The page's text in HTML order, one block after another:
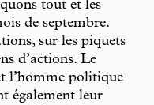
tout et les
de septembre.
sur les piquets
d’actions. Le
l’homme politique
également leur